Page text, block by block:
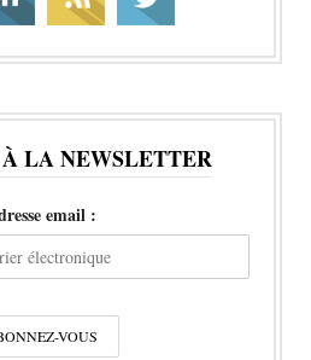
À LA NEWSLETTER
email :